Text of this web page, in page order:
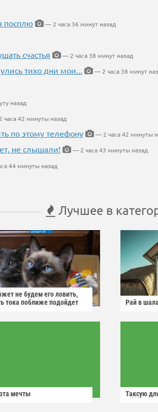
посплю
— 2 часа 36 минут назад
счастья
— 2 часа 38 минут назад
тихо дни мои...
— 2 часа 38 минут
назад
часа 42 минуты назад
по этому телефону
— 2 часа 42 минуты
не слышали!
— 2 часа 43 минуты назад
44 минуты назад
Лучшее в
не будем его ловить,
тока поближе подойдет
Рай в
мечты Таксую